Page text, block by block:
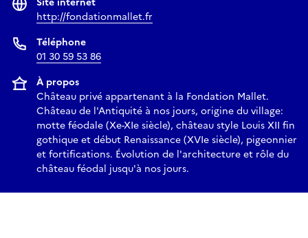
http://fondationmallet.fr
Téléphone
01 30 59 53 86
À propos
Château privé appartenant à la Fondation Mallet.
Château de l'Antiquité à nos jours, origine du village:
motte féodale (Xe-XIe siècle), château style Louis XII fin
gothique et début Renaissance (XVIe siècle), pigeonnier
et fortifications. Évolution de l'architecture et rôle du
château féodal jusqu'à nos jours.